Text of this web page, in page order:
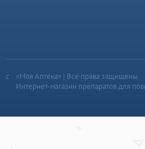
«Моя Аптека» | Все права защищены
Интернет-магазин препаратов для